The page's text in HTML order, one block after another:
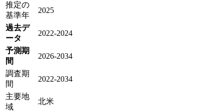
推定の
基準年
2025
過去デ
ータ
2022-2024
予測期
間
2026-2034
調査期
間
2022-2034
主要地
域
北米